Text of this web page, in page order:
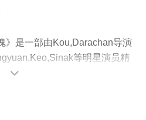
》是一部由Kou,Darachan导演
等明星演员精
免费观看高清无删减完整版电
解。
